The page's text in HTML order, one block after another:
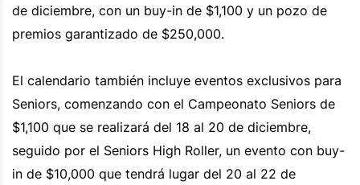
de diciembre, con un buy-in de $1,100 y un pozo de
premios garantizado de $250,000.
El calendario también incluye eventos exclusivos para
Seniors, comenzando con el Campeonato Seniors de
$1,100 que se realizará del 18 al 20 de diciembre,
seguido por el Seniors High Roller, un evento con buy-
in de $10,000 que tendrá lugar del 20 al 22 de